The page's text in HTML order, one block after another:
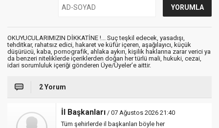
OKUYUCULARIMIZIN DİKKATİNE !... Suç teşkil edecek, yasadışı,
tehditkar, rahatsız edici, hakaret ve küfür içeren, aşağılayıcı, küçük
düşürücü, kaba, pornografik, ahlaka aykırı, kişilik haklarına zarar verici ya
da benzeri niteliklerde içeriklerden doğan her türlü mali, hukuki, cezai,
idari sorumluluk içeriği gönderen Üye/Üyeler’e aittir.
2 Yorum
İl Başkanları / 07 Ağustos 2026 21:40
Tüm şehirlerde il başkanları böyle her